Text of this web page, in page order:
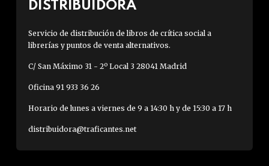
DISTRIBUIDORA
Servicio de distribución de libros de crítica social a
librerías y puntos de venta alternativos.
C/ San Máximo 31 - 2º Local 3 28041 Madrid
Oficina 91 933 36 26
Horario de lunes a viernes de 9 a 14:30 h y de 15:30 a 17 h
distribuidora@traficantes.net